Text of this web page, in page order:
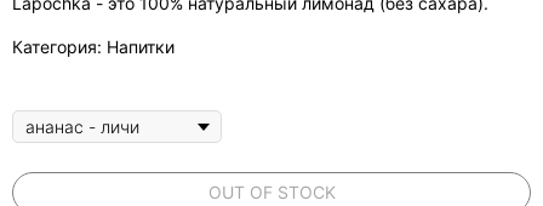
OUT OF STOCK
Категория: Напитки